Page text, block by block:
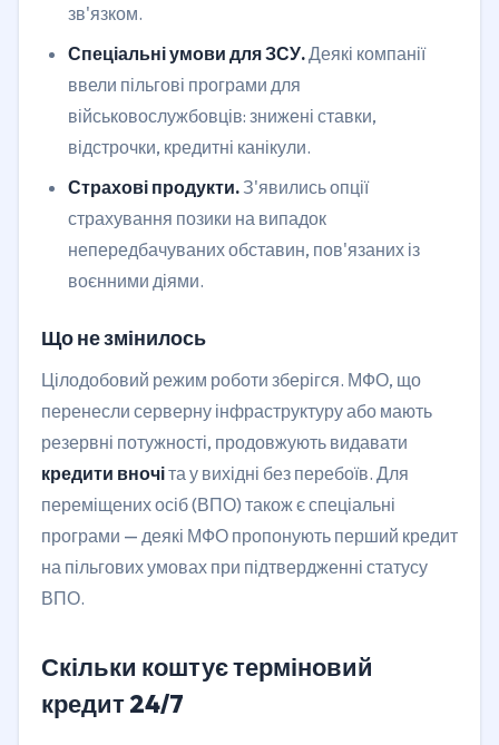
зв'язком.
Спеціальні умови для ЗСУ.Деякі компанії
ввели пільгові програми для
військовослужбовців: знижені ставки,
відстрочки, кредитні канікули.
Страхові продукти. З'явились опції
страхування позики на випадок
непередбачуваних обставин, пов'язаних із
воєнними діями.
Що не змінилось
Цілодобовий режим роботи зберігся. МФО, що
перенесли серверну інфраструктуру або мають
резервні потужності, продовжують видавати
кредити вночіта у вихідні без перебоїв. Для
переміщених осіб (ВПО) також є спеціальні
програми — деякі МФО пропонують перший кредит
на пільгових умовах при підтвердженні статусу
ВПО.
Скільки коштує терміновий
кредит 24/7